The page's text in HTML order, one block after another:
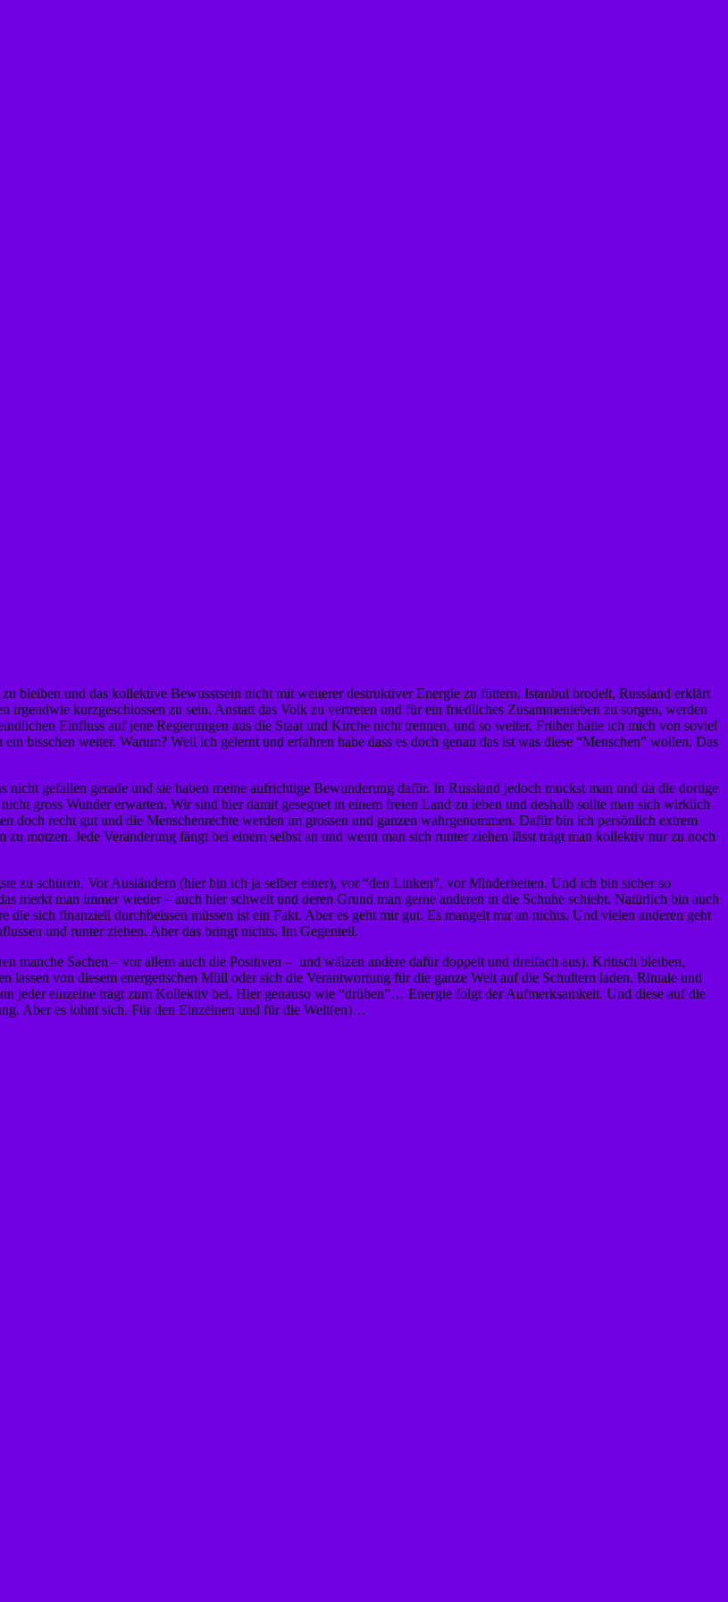
bleiben und das kollektive Bewusstsein nicht mit weiterer destruktiver Energie zu füttern. Istanbul brodelt, Russland erklärt
kurzgeschlossen zu sein. Anstatt das Volk zu vertreten und für ein friedliches Zusammenleben zu sorgen, werden
Einfluss auf jene Regierungen aus die Staat und Kirche nicht trennen, und so weiter. Früher hätte ich mich von soviel
bisschen weiter. Warum? Weil ich gelernt und erfahren habe dass es doch genau das ist was diese “Menschen” wollen. Das
gefallen gerade und sie haben meine aufrichtige Bewunderung dafür. In Russland jedoch muckst man und da die dortige
gross Wunder erwarten. Wir sind hier damit gesegnet in einem freien Land zu leben und deshalb sollte man sich wirklich
doch recht gut und die Menschenrechte werden im grossen und ganzen wahrgenommen. Dafür bin ich persönlich extrem
motzen. Jede Veränderung fängt bei einem selbst an und wenn man sich runter ziehen lässt trägt man kollektiv nur zu noch
zu schüren. Vor Ausländern (hier bin ich ja selber einer), vor “den Linken”, vor Minderheiten. Und ich bin sicher so
merkt man immer wieder – auch hier schwelt und deren Grund man gerne anderen in die Schuhe schiebt. Natürlich bin auch
sich finanziell durchbeissen müssen ist ein Fakt. Aber es geht mir gut. Es mangelt mir an nichts. Und vielen anderen geht
und runter ziehen. Aber das bringt nichts. Im Gegenteil.
manche Sachen – vor allem auch die Positiven – und wälzen andere dafür doppelt und dreifach aus). Kritisch bleiben,
lassen von diesem energetischen Müll oder sich die Verantwortung für die ganze Welt auf die Schultern laden. Rituale und
jeder einzelne trägt zum Kollektiv bei. Hier genauso wie “drüben”… Energie folgt der Aufmerksamkeit. Und diese auf die
Aber es lohnt sich. Für den Einzelnen und für die Welt(en)…